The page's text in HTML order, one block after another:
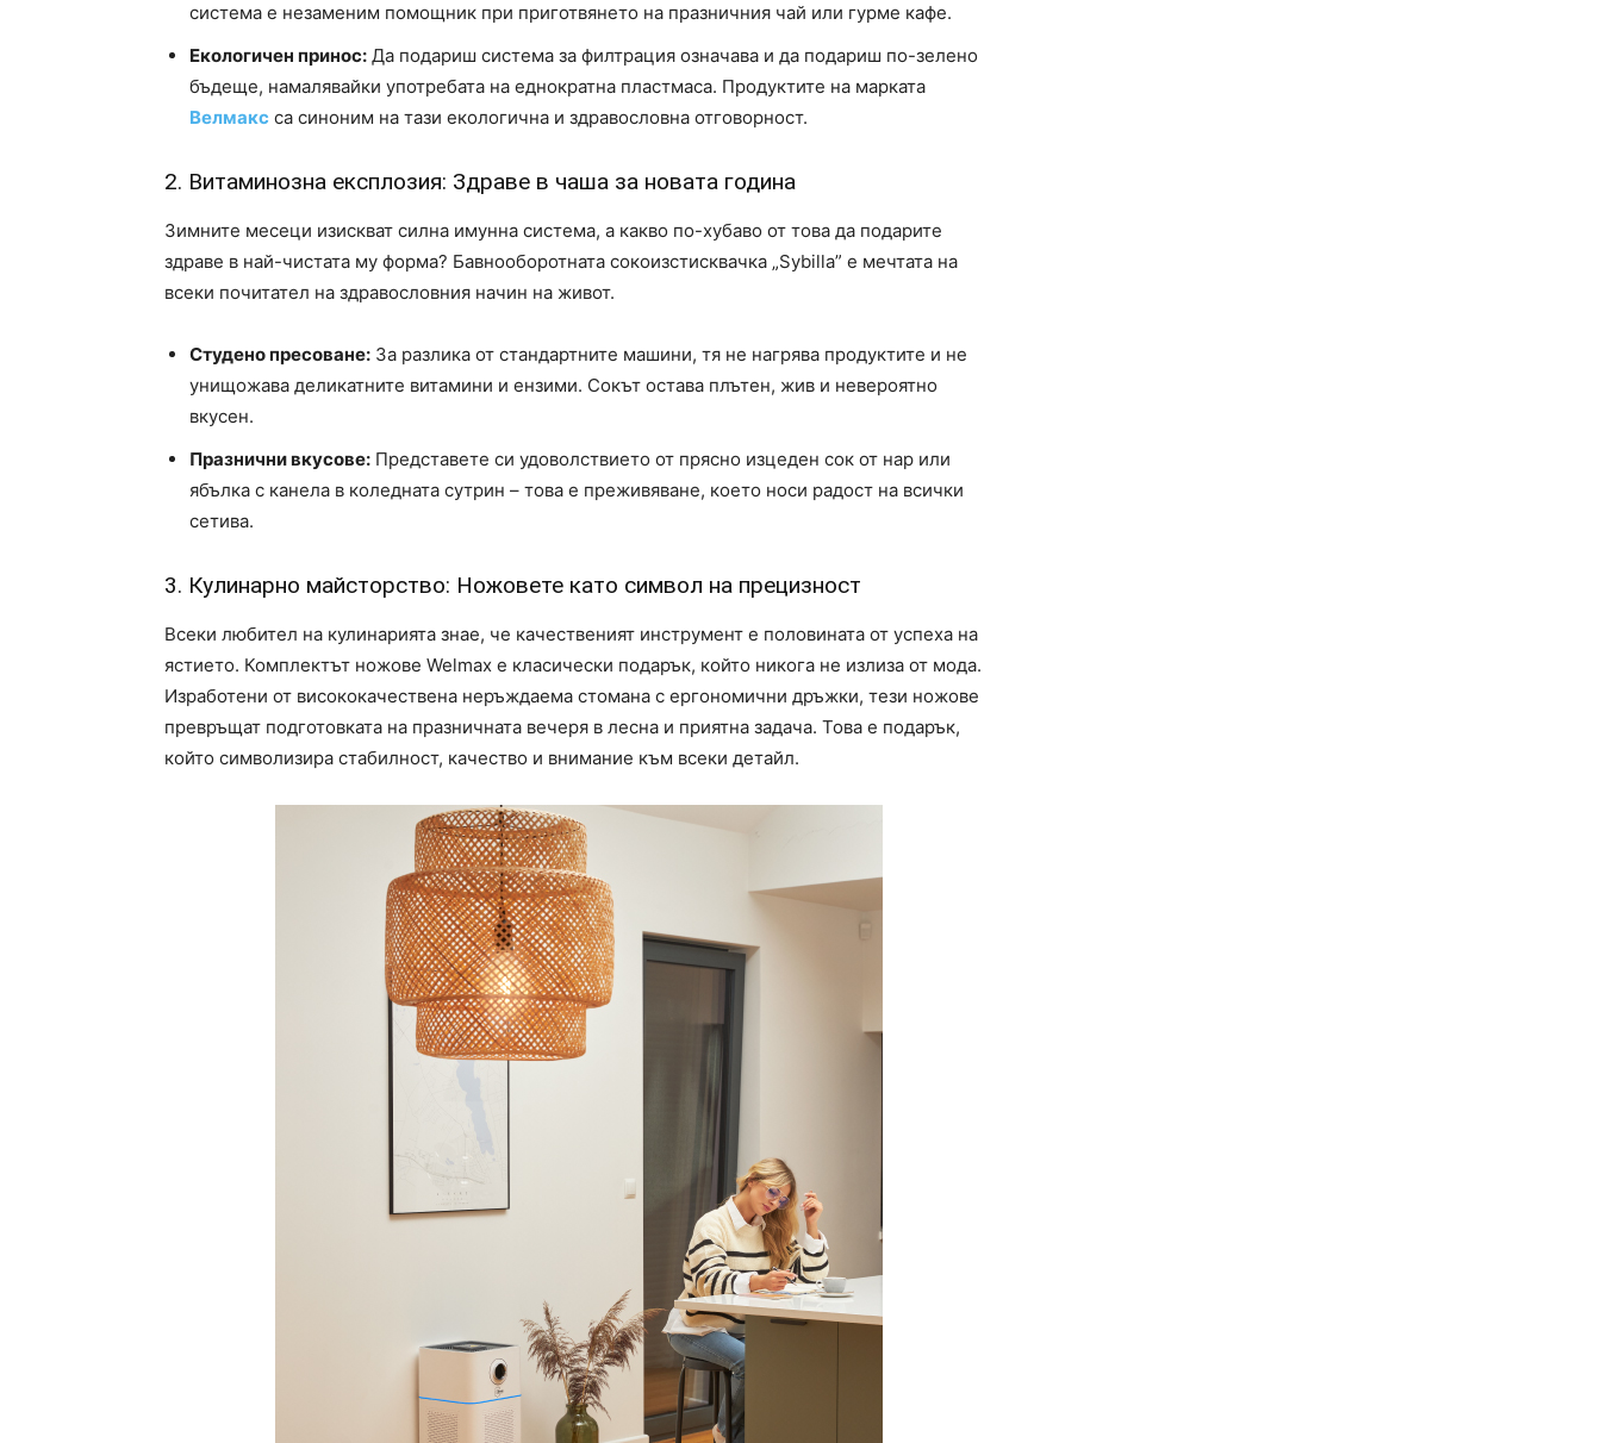
система е незаменим помощник при приготвянето на празничния чай или гурме кафе.
Екологичен принос: Да подариш система за филтрация означава и да подариш по-зелено
бъдеще, намалявайки употребата на еднократна пластмаса. Продуктите на марката
Велмакс са синоним на тази екологична и здравословна отговорност.
2. Витаминозна експлозия: Здраве в чаша за новата година
Зимните месеци изискват силна имунна система, а какво по-хубаво от това да подарите
здраве в най-чистата му форма? Бавнооборотната сокоизстисквачка „Sybilla” е мечтата на
всеки почитател на здравословния начин на живот.
Студено пресоване: За разлика от стандартните машини, тя не нагрява продуктите и не
унищожава деликатните витамини и ензими. Сокът остава плътен, жив и невероятно
вкусен.
Празнични вкусове: Представете си удоволствието от прясно изцеден сок от нар или
ябълка с канела в коледната сутрин – това е преживяване, което носи радост на всички
сетива.
3. Кулинарно майсторство: Ножовете като символ на прецизност
Всеки любител на кулинарията знае, че качественият инструмент е половината от успеха на
ястието. Комплектът ножове Welmax е класически подарък, който никога не излиза от мода.
Изработени от висококачествена неръждаема стомана с ергономични дръжки, тези ножове
превръщат подготовката на празничната вечеря в лесна и приятна задача. Това е подарък,
който символизира стабилност, качество и внимание към всеки детайл.